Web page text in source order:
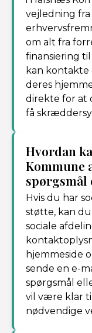
vejledning
om alt fra
finansiering
kan kontakte
deres
direkte for at
få
Hvordan
Kommune
spørgsmål
Hvis du har
støtte, kan
sociale
hjemmeside
sende en e-
spørgsmål
vil være klar
nødvendige